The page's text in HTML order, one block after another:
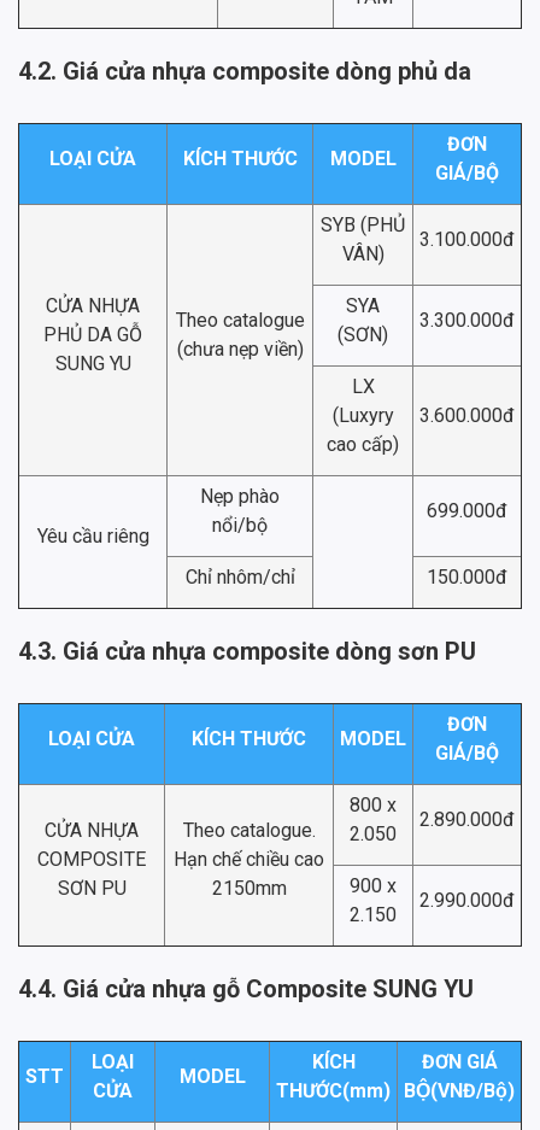
4.2. Giá cửa nhựa composite dòng phủ da
LOẠI CỬA KÍCH THƯỚC MODEL
ĐƠN
GIÁ/BỘ
CỬA NHỰA
PHỦ DA GỖ
SUNG YU
Theo catalogue
(chưa nẹp viền)
SYB (PHỦ
VÂN)
3.100.000đ
SYA
(SƠN)
3.300.000đ
LX
(Luxyry
cao cấp)
3.600.000đ
Yêu cầu riêng
Nẹp phào
nổi/bộ
699.000đ
Chỉ nhôm/chỉ 150.000đ
4.3. Giá cửa nhựa composite dòng sơn PU
LOẠI CỬA KÍCH THƯỚC MODEL
ĐƠN
GIÁ/BỘ
CỬA NHỰA
COMPOSITE
SƠN PU
Theo catalogue.
Hạn chế chiều cao
2150mm
800 x
2.050
2.890.000đ
900 x
2.150
2.990.000đ
4.4. Giá cửa nhựa gỗ Composite SUNG YU
STT
LOẠI
CỬA
MODEL
KÍCH
THƯỚC(mm)
ĐƠN GIÁ
BỘ(VNĐ/Bộ)